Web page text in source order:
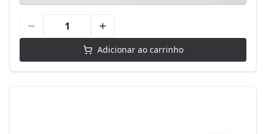
Adicionar ao carrinho